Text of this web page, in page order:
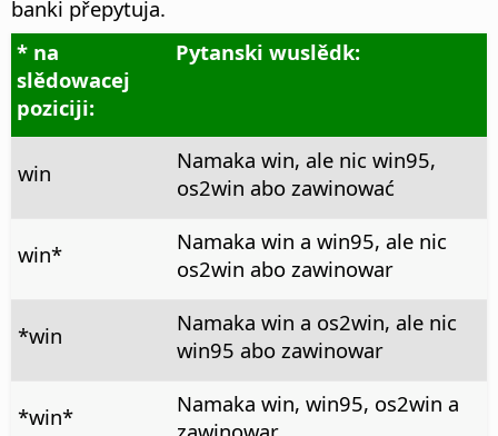
banki přepytuja.
* na
slědowacej
poziciji:
Pytanski wuslědk:
win
Namaka win, ale nic win95,
os2win abo zawinować
win*
Namaka win a win95, ale nic
os2win abo zawinowar
*win
Namaka win a os2win, ale nic
win95 abo zawinowar
*win*
Namaka win, win95, os2win a